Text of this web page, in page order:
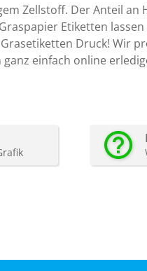
Zellstoff. Der Anteil an
Etiketten
Druck! Wir
einfach online